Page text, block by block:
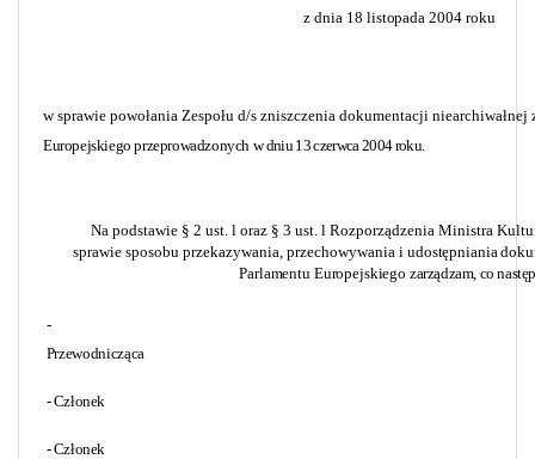
z dnia 18 listopada 2004 roku
w sprawie powołania Zespołu d/s zniszczenia dokumentacji niearchiwałnej
Europejskiego przeprowadzonych wdniu 13 czerwca 2004 roku.
Na podstawie § 2 ust. l oraz § 3 ust. l Rozporządzenia Ministra
sprawie sposobu przekazywania, przechowywaniai udostępniania
Parlamentu Europejskiego zarządzam, co
-
Przewodnicząca
- Członek
- Członek